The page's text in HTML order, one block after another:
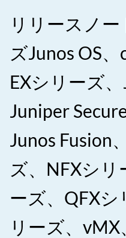
リリースノ
ズJunos OS、
EXシリーズ、
Juniper
Junos Fusion
ズ、NFXシリ
ーズ、QFXシ
リーズ、vMX